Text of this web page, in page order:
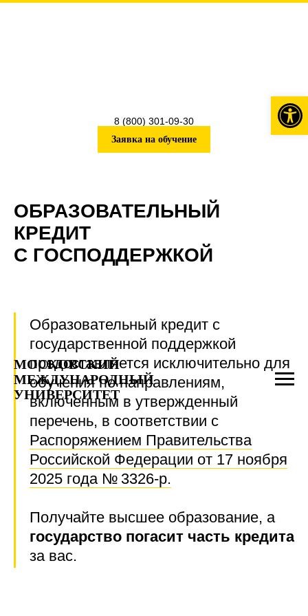
МОСКОВСКИЙ
МЕЖДУНАРОДНЫЙ
УНИВЕРСИТЕТ
8 (800) 301-09-30
Заявка на обучение
ОБРАЗОВАТЕЛЬНЫЙ
КРЕДИТ
С ГОСПОДДЕРЖКОЙ
Образовательный кредит с
государственной поддержкой
предоставляется исключительно для
обучения по направлениям,
включенным в утвержденный
перечень, в соответствии с
Распоряжением Правительства
Российской Федерации от 17 ноября
2025 года № 3326-р.
Получайте высшее образование, а
государство погасит часть кредита
за вас.